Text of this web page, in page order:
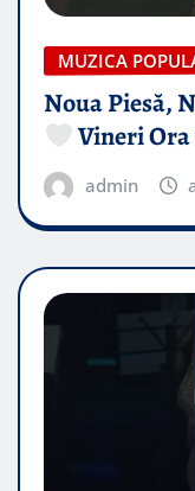
MUZICA
Noua Piesă,
Vineri Ora
admin